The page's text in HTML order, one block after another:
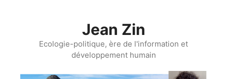
Jean Zin
Ecologie-politique, ère de l'information et
développement humain